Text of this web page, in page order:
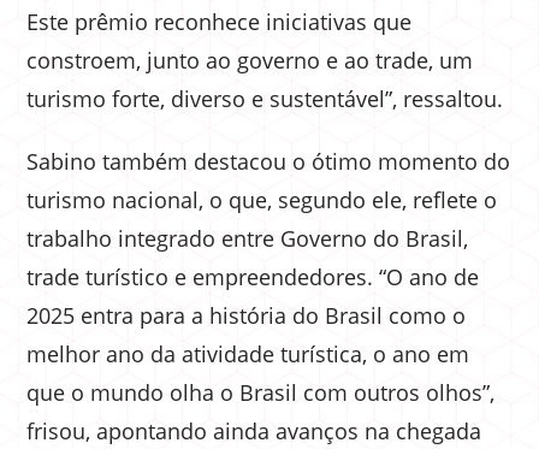
Este prêmio reconhece iniciativas que
constroem, junto ao governo e ao trade, um
turismo forte, diverso e sustentável”, ressaltou.
Sabino também destacou o ótimo momento do
turismo nacional, o que, segundo ele, reflete o
trabalho integrado entre Governo do Brasil,
trade turístico e empreendedores. “O ano de
2025 entra para a história do Brasil como o
melhor ano da atividade turística, o ano em
que o mundo olha o Brasil com outros olhos”,
frisou, apontando ainda avanços na chegada